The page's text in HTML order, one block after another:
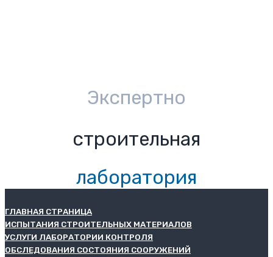
Экспертно
строительная
лаборатория
ГЛАВНАЯ СТРАНИЦА
ИСПЫТАНИЯ СТРОИТЕЛЬНЫХ МАТЕРИАЛОВ
УСЛУГИ ЛАБОРАТОРИИ КОНТРОЛЯ
ОБСЛЕДОВАНИЯ СОСТОЯНИЯ СООРУЖЕНИЙ